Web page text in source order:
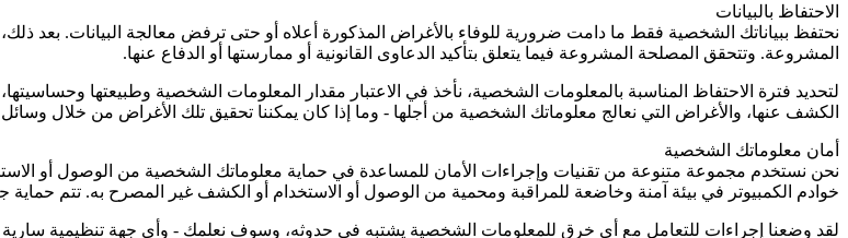
الاحتفاظ بالبيانات
نحتفظ ببياناتك الشخصية فقط ما دامت ضرورية للوفاء بالأغراض المذكورة أعلاه أو حتى ترفض معالجة البيانات. بعد
المشروعة. وتتحقق المصلحة المشروعة فيما يتعلق بتأكيد الدعاوى القانونية أو ممارستها أو الدفاع عنها.
لتحديد فترة الاحتفاظ المناسبة بالمعلومات الشخصية، نأخذ في الاعتبار مقدار المعلومات الشخصية وطبيعتها
الكشف عنها، والأغراض التي نعالج معلوماتك الشخصية من أجلها - وما إذا كان يمكننا تحقيق تلك الأغراض من خلال وسائل
أمان معلوماتك الشخصية
نحن نستخدم مجموعة متنوعة من تقنيات وإجراءات الأمان للمساعدة في حماية معلوماتك الشخصية من الوصول أو
خوادم الكمبيوتر في بيئة آمنة وخاضعة للمراقبة ومحمية من الوصول أو الاستخدام أو الكشف غير المصرح به. تتم حماية
لقد وضعنا إجراءات للتعامل مع أي خرق للمعلومات الشخصية يشتبه في حدوثه، وسوف نعلمك - وأي جهة تنظيمية سارية